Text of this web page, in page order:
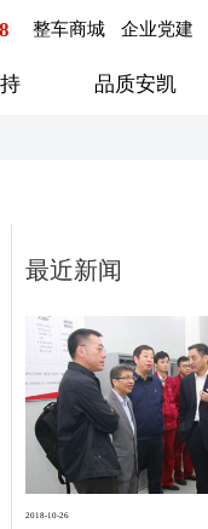
整车商城 企业党建
品质安凯
最近新闻
2018-10-26